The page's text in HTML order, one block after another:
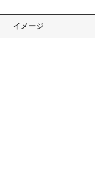
イメージ